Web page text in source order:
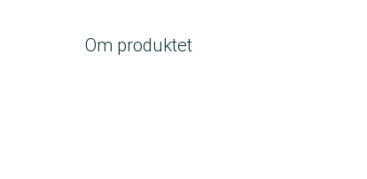
Om produktet